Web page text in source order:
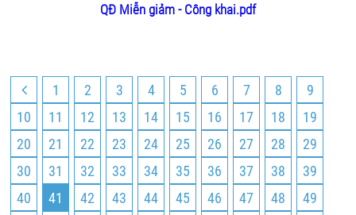
QĐ Miễn giảm - Công khai.pdf
1 2 3 4 5 6 7 8
9
10
11 12 13 14 15 16 17 18
19
20
21 22 23 24 25 26 27 28
29
30
31 32 33 34 35 36 37 38
39
40
41 42 43 44 45 46 47 48
49